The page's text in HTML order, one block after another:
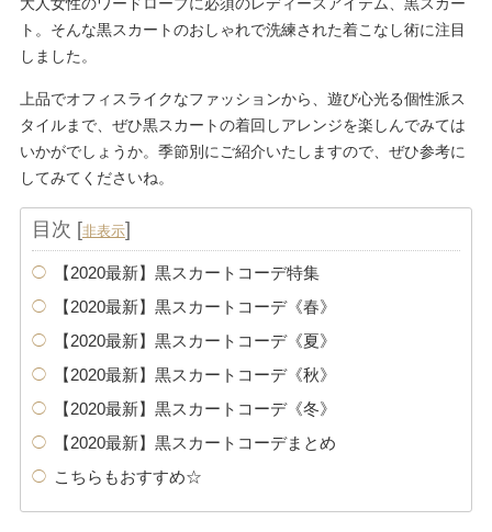
ト。そんな黒スカートのおしゃれで洗練された着こなし術に注目
しました。
上品でオフィスライクなファッションから、遊び心光る個性派ス
タイルまで、ぜひ黒スカートの着回しアレンジを楽しんでみては
いかがでしょうか。季節別にご紹介いたしますので、ぜひ参考に
してみてくださいね。
目次 [非表示]
【2020最新】黒スカートコーデ特集
【2020最新】黒スカートコーデ《春》
【2020最新】黒スカートコーデ《夏》
【2020最新】黒スカートコーデ《秋》
【2020最新】黒スカートコーデ《冬》
【2020最新】黒スカートコーデまとめ
こちらもおすすめ☆